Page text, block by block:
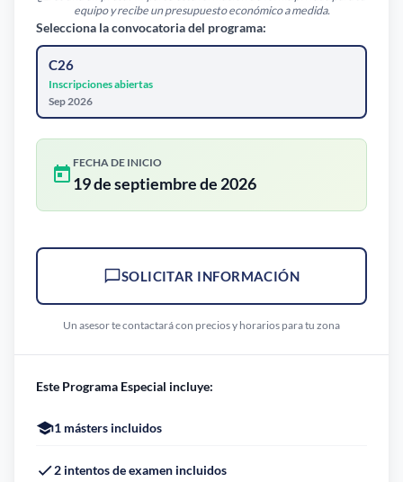
equipo y recibe un presupuesto económico a medida.
Selecciona la convocatoria del programa:
C26
Inscripciones abiertas
Sep 2026
FECHA DE INICIO
19 de septiembre de 2026
SOLICITAR INFORMACIÓN
Un asesor te contactará con precios y horarios para tu zona
Este Programa Especial incluye:
1 másters incluidos
2 intentos de examen incluidos